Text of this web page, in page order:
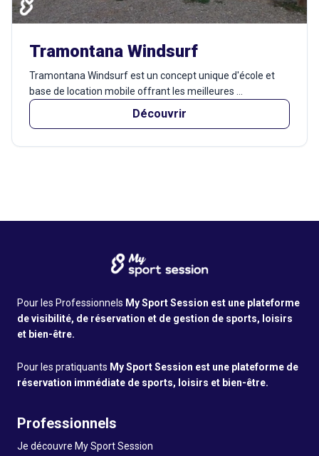
Tramontana Windsurf
Tramontana Windsurf est un concept unique d'école et
base de location mobile offrant les meilleures ...
Découvrir
Pour les Professionnels My Sport Session est une plateforme
de visibilité, de réservation et de gestion de sports, loisirs
et bien-être.
Pour les pratiquants My Sport Session est une plateforme de
réservation immédiate de sports, loisirs et bien-être.
Professionnels
Je découvre My Sport Session